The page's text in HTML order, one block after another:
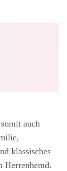
auch
klassisches
Herrenhemd.